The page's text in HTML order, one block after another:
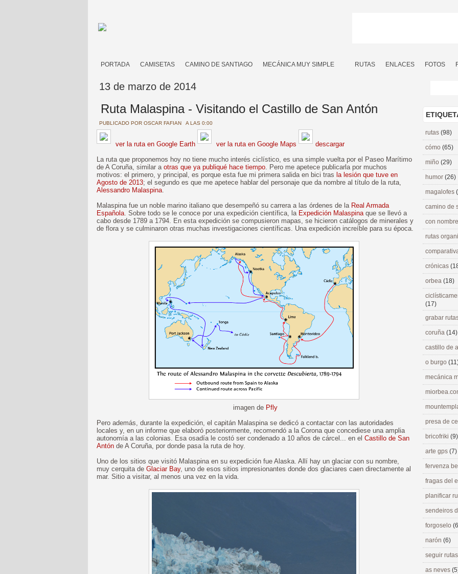
PORTADA CAMISETAS CAMINO DE SANTIAGO MECÁNICA MUY SIMPLE RUTAS ENLACES FOTOS
13 de marzo de 2014
Ruta Malaspina - Visitando el Castillo de San Antón
PUBLICADO POR OSCAR FAFIAN A LAS 0:00
ver la ruta en Google Earth ver la ruta en Google Maps
descargar
La ruta que proponemos hoy no tiene mucho interés ciclístico, es una simple vuelta por el Paseo Marítimo
de A Coruña, similar a otras que ya publiqué hace tiempo. Pero me apetece publicarla por muchos
motivos: el primero, y principal, es porque esta fue mi primera salida en bici tras la lesión que tuve en
Agosto de 2013; el segundo es que me apetece hablar del personaje que da nombre al título de la ruta,
Alessandro Malaspina.
Malaspina fue un noble marino italiano que desempeñó su carrera a las órdenes de la Real Armada
Española. Sobre todo se le conoce por una expedición científica, la Expedición Malaspinaque se llevó a
cabo desde 1789 a 1794. En esta expedición se compusieron mapas, se hicieron catálogos de minerales y
de flora y se culminaron otras muchas investigaciones científicas. Una expedición increíble para su época.
imagen de Pfly
Pero además, durante la expedición, el capitán Malaspina se dedicó a contactar con las autoridades
locales y, en un informe que elaboró posteriormente, recomendó a la Corona que concediese una amplia
autonomía a las colonias. Esa osadía le costó ser condenado a 10 años de cárcel... en el Castillo de San
Antón de A Coruña, por donde pasa la ruta de hoy.
Uno de los sitios que visitó Malaspina en su expedición fue Alaska. Allí hay un glaciar con su nombre,
muy cerquita de Glaciar Bay, uno de esos sitios impresionantes donde dos glaciares caen directamente al
mar. Sitio a visitar, al menos una vez en la vida.
rutas (98)
cómo (65)
miño (29)
humor (26)
magalofes
camino de
con
rutas
crónicas
orbea (18)
(17)
grabar
coruña (14)
castillo de
o burgo
mecánica
presa de
bricofriki (9)
arte gps (7)
fervenza
fragas del
planificar
sendeiros
forgoselo
narón (6)
seguir
as neves